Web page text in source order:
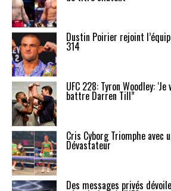
Dustin Poirier rejoint
314
UFC 228: Tyron Woodley:
battre Darren Till”
Cris Cyborg Triomphe avec
Dévastateur
Des messages privés